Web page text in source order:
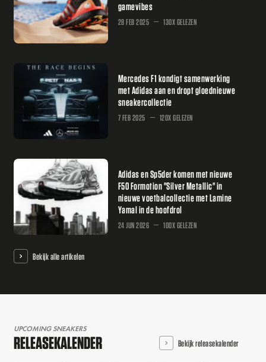
gamevibes
28 FEB 2025 130X GELEZEN
Mercedes F1 kondigt samenwerking
met Adidas aan en dropt gloednieuwe
sneakercollectie
7 FEB 2025 120X GELEZEN
Adidas en Sp5der komen met nieuwe
F50 Formotion "Silver Metallic" in
nieuwe voetbalcollectie met Lamine
Yamal in de hoofdrol
24 JUN 2026 100X GELEZEN
Bekijk alle artikelen
UPCOMING SNEAKERS
RELEASEKALENDER Bekijk releasekalender